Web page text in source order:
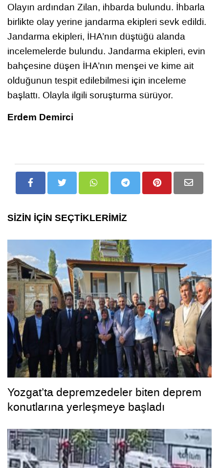
Olayın ardından Zilan, ihbarda bulundu. İhbarla
birlikte olay yerine jandarma ekipleri sevk edildi.
Jandarma ekipleri, İHA’nın düştüğü alanda
incelemelerde bulundu. Jandarma ekipleri, evin
bahçesine düşen İHA’nın menşei ve kime ait
olduğunun tespit edilebilmesi için inceleme
başlattı. Olayla ilgili soruşturma sürüyor.
Erdem Demirci
SİZİN İÇİN SEÇTİKLERİMİZ
Yozgat’ta depremzedeler biten deprem
konutlarına yerleşmeye başladı